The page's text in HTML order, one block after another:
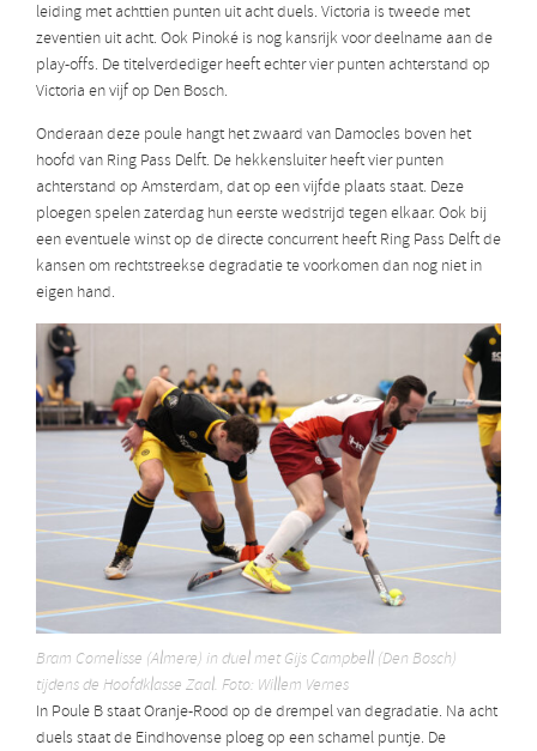
leiding met achttien punten uit acht duels. Victoria is tweede met
zeventien uit acht. Ook Pinoké is nog kansrijk voor deelname aan de
play-offs. De titelverdediger heeft echter vier punten achterstand op
Victoria en vijf op Den Bosch.
Onderaan deze poule hangt het zwaard van Damocles boven het
hoofd van Ring Pass Delft. De hekkensluiter heeft vier punten
achterstand op Amsterdam, dat op een vijfde plaats staat. Deze
ploegen spelen zaterdag hun eerste wedstrijd tegen elkaar. Ook bij
een eventuele winst op de directe concurrent heeft Ring Pass Delft de
kansen om rechtstreekse degradatie te voorkomen dan nog niet in
eigen hand.
Bram Cornelisse (Almere) in duel met Gijs Campbell (Den Bosch)
tijdens de Hoofdklasse Zaal. Foto: Willem Vernes
In Poule B staat Oranje-Rood op de drempel van degradatie. Na acht
duels staat de Eindhovense ploeg op een schamel puntje. De